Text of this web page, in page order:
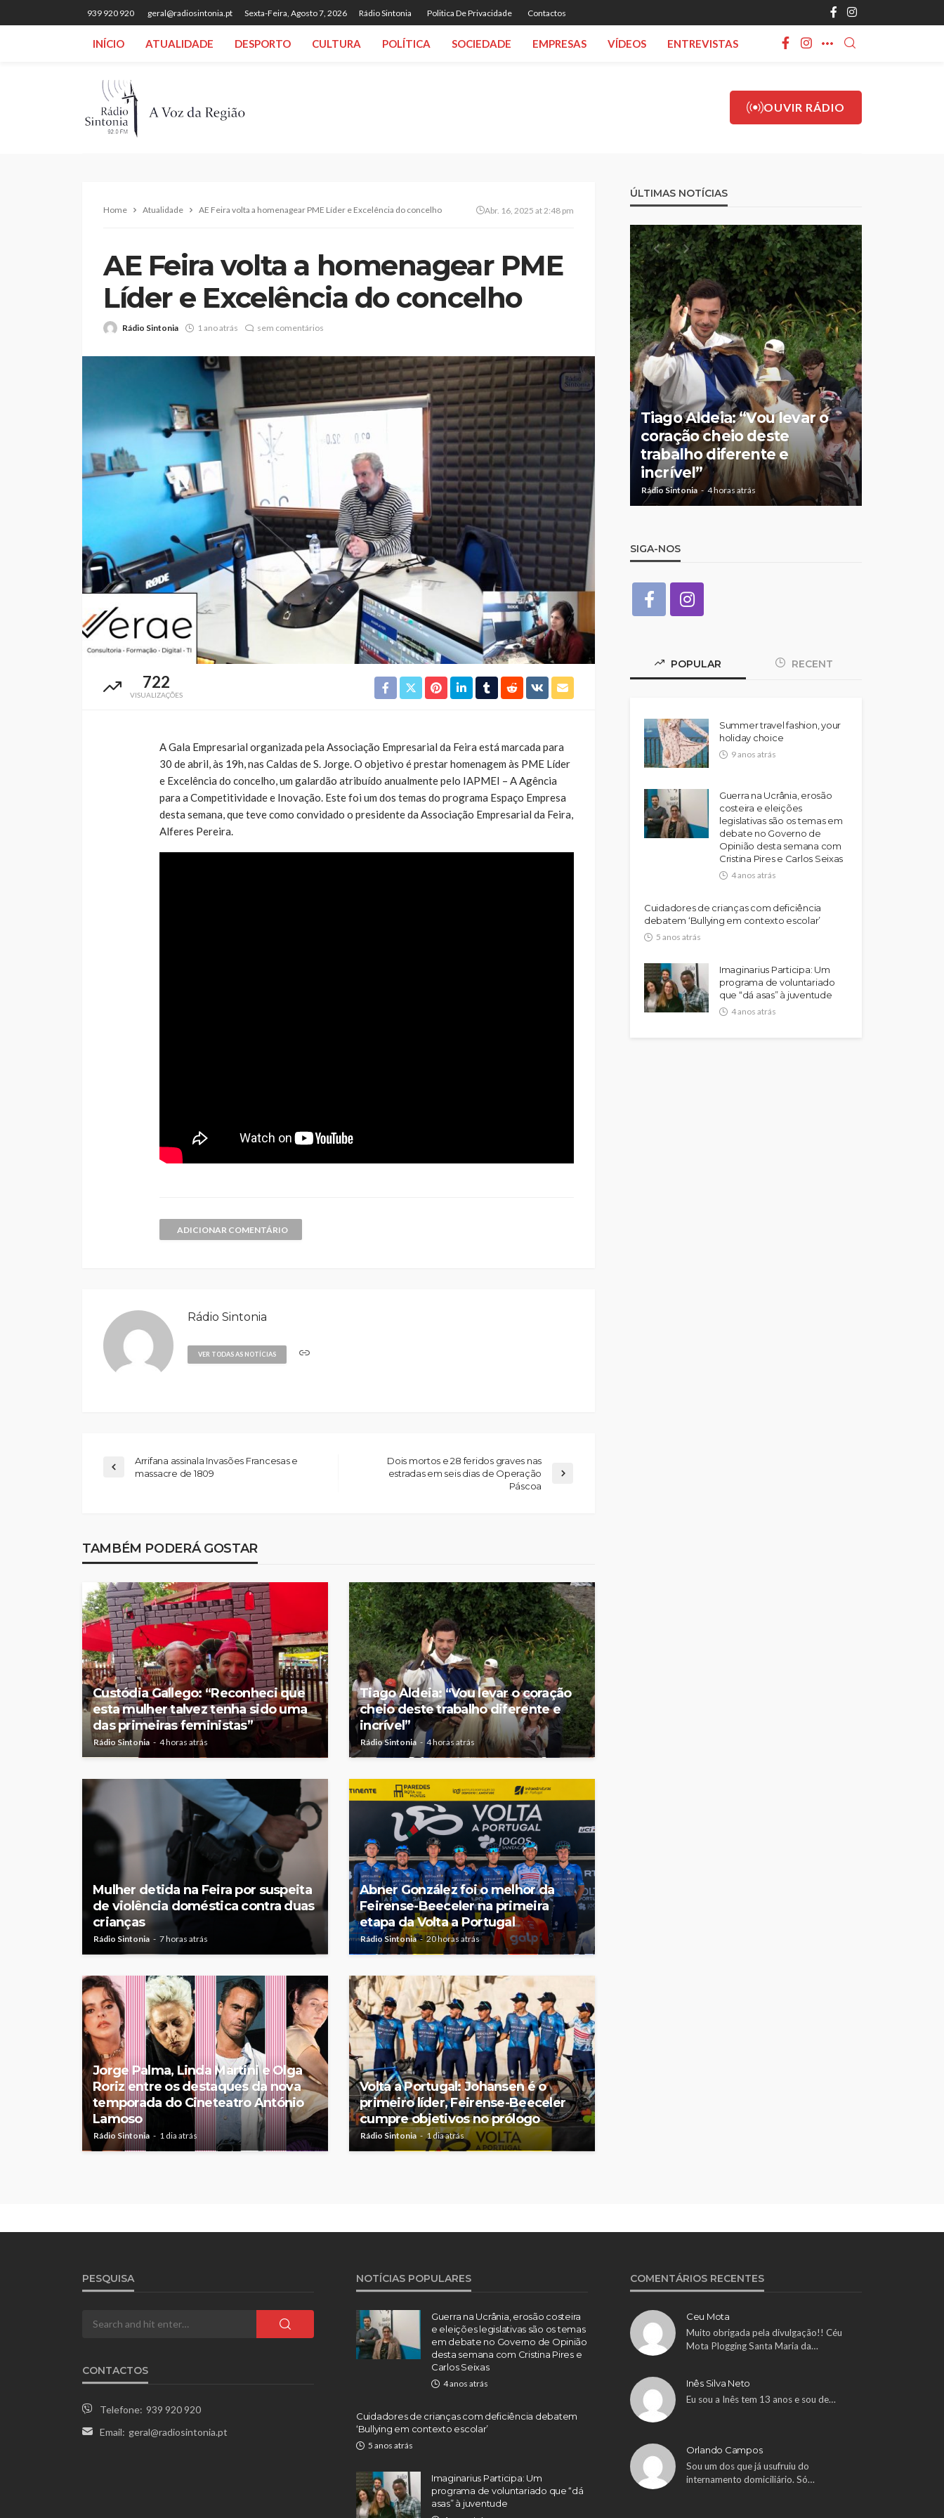
939 920 920 geral@radiosintonia.pt Sexta-Feira, Agosto 7, 2026 Rádio Sintonia Politica De Privacidade Contactos
INÍCIO ATUALIDADE DESPORTO CULTURA POLÍTICA SOCIEDADE EMPRESAS VÍDEOS ENTREVISTAS
OUVIR RÁDIO
Home Atualidade AE Feira volta a homenagear PME Líder e Excelência do concelho Abr. 16, 2025 at 2:48 pm
AE Feira volta a homenagear PME
Líder e Excelência do concelho
Rádio Sintonia 1 ano atrás sem comentários
722
VISUALIZAÇÕES
A Gala Empresarial organizada pela Associação Empresarial da Feira está marcada para
30 de abril, às 19h, nas Caldas de S. Jorge. O objetivo é prestar homenagem às PME Líder
e Excelência do concelho, um galardão atribuído anualmente pelo IAPMEI – A Agência
para a Competitividade e Inovação. Este foi um dos temas do programa Espaço Empresa
desta semana, que teve como convidado o presidente da Associação Empresarial da Feira,
Alferes Pereira.
ADICIONAR COMENTÁRIO
Rádio Sintonia
VER TODAS AS NOTÍCIAS
Arrifana assinala Invasões Francesas e
massacre de 1809
Dois mortos e 28 feridos graves nas
estradas em seis dias de Operação
Páscoa
TAMBÉM PODERÁ GOSTAR
Custódia Gallego: “Reconheci que
esta mulher talvez tenha sido uma
das primeiras feministas”
Rádio Sintonia 4 horas atrás
Tiago Aldeia: “Vou levar o coração
cheio deste trabalho diferente e
incrível”
Rádio Sintonia 4 horas atrás
Mulher detida na Feira por suspeita
de violência doméstica contra duas
crianças
Rádio Sintonia 7 horas atrás
Abner González foi o melhor da
Feirense-Beeceler na primeira
etapa da Volta a Portugal
Rádio Sintonia 20 horas atrás
Jorge Palma, Linda Martini e Olga
Roriz entre os destaques da nova
temporada do Cineteatro António
Lamoso
Rádio Sintonia 1 dia atrás
Volta a Portugal: Johansen é o
primeiro líder, Feirense-Beeceler
cumpre objetivos no prólogo
Rádio Sintonia 1 dia atrás
ÚLTIMAS NOTÍCIAS
Abner González foi o
melhor da Feirense-
Beeceler na primeira etapa
da Volta a Portugal
Rádio Sintonia 20 horas atrás
Custódia Gallego:
“Reconheci que esta
mulher talvez tenha sido
uma das primeiras
feministas”
Rádio Sintonia 4 horas atrás
Tiago Aldeia: “Vou levar o
coração cheio deste
trabalho diferente e
incrível”
Rádio Sintonia 4 horas atrás
SIGA-NOS
POPULAR RECENT
Summer travel fashion, your
holiday choice
9 anos atrás
Guerra na Ucrânia, erosão
costeira e eleições
legislativas são os temas em
debate no Governo de
Opinião desta semana com
Cristina Pires e Carlos Seixas
4 anos atrás
Cuidadores de crianças com deficiência
debatem ‘Bullying em contexto escolar’
5 anos atrás
Imaginarius Participa: Um
programa de voluntariado
que “dá asas” à juventude
4 anos atrás
PESQUISA
CONTACTOS
Telefone: 939 920 920
Email: geral@radiosintonia.pt
NOTÍCIAS POPULARES
Guerra na Ucrânia, erosão costeira
e eleições legislativas são os temas
em debate no Governo de Opinião
desta semana com Cristina Pires e
Carlos Seixas
4 anos atrás
Cuidadores de crianças com deficiência debatem
‘Bullying em contexto escolar’
5 anos atrás
Imaginarius Participa: Um
programa de voluntariado que “dá
asas” à juventude
COMENTÁRIOS RECENTES
Ceu Mota
Muito obrigada pela divulgação!! Céu
Mota Plogging Santa Maria da…
Inês Silva Neto
Eu sou a Inês tem 13 anos e sou de…
Orlando Campos
Sou um dos que já usufruiu do
internamento domiciliário. Só…